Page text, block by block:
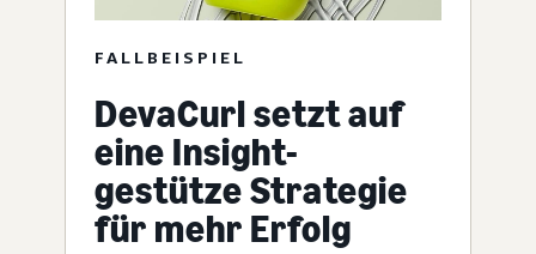
FALLBEISPIEL
DevaCurl setzt auf
eine Insight-
gestütze Strategie
für mehr Erfolg